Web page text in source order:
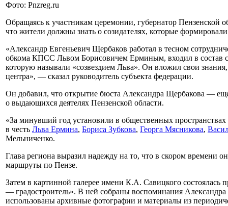
Фото: Pnzreg.ru
Обращаясь к участникам церемонии, губернатор Пензенской
что жители должны знать о созидателях, которые
«Александр Евгеньевич Щербаков работал в тесном
обкома КПСС Львом Борисовичем Ерминым, входил в состав
которую называли «созвездием Льва». Он вложил свои знания,
центра», — сказал руководитель субъекта федерации.
Он добавил, что открытие бюста Александра Щербакова —
о выдающихся деятелях Пензенской области.
«За минувший год установили в общественных
в честь Льва Ермина, Бориса Зубкова, Георга Мясникова,
Мельниченко.
Глава региона выразил надежду на то, что в скором времени
маршруты по Пензе.
Затем в картинной галерее имени К.А. Савицкого состоялась
— градостроитель». В ней собраны воспоминания
использованы архивные фотографии и материалы из